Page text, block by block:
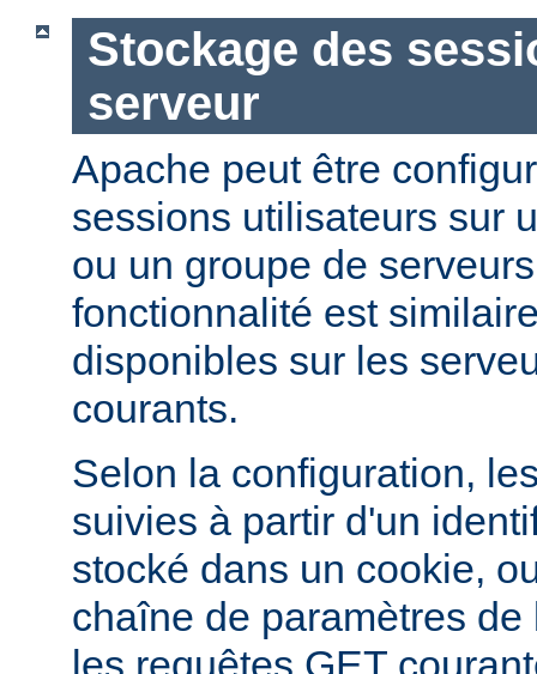
Stockage des
serveur
Apache peut être
sessions utilisateurs sur
ou un groupe de
fonctionnalité est
disponibles sur les
courants.
Selon la configuration,
suivies à partir d'un
stocké dans un cookie,
chaîne de paramètres
les requêtes GET